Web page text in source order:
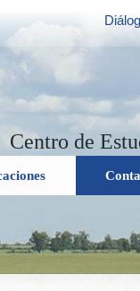
Centro de